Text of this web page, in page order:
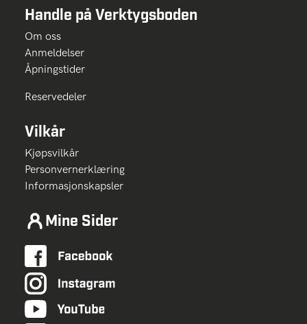
Handle på Verktygsboden
Om oss
Anmeldelser
Åpningstider
Reservedeler
Vilkår
Kjøpsvilkår
Personvernerklæring
Informasjonskapsler
Mine Sider